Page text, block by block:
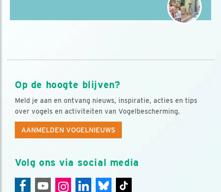
Op de hoogte blijven?
Meld je aan en ontvang nieuws, inspiratie, acties en tips
over vogels en activiteiten van Vogelbescherming.
AANMELDEN VOGELNIEUWS
Volg ons via social media